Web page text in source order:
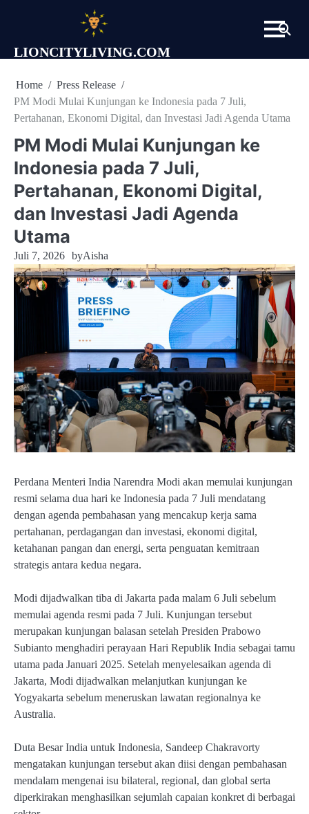
LIONCITYLIVING.COM
Home
Press Release
PM Modi Mulai Kunjungan ke Indonesia pada 7 Juli,
Pertahanan, Ekonomi Digital, dan Investasi Jadi Agenda Utama
PM Modi Mulai Kunjungan ke
Indonesia pada 7 Juli,
Pertahanan, Ekonomi Digital,
dan Investasi Jadi Agenda
Utama
Juli 7, 2026 byAisha
Perdana Menteri India Narendra Modi akan memulai kunjungan
resmi selama dua hari ke Indonesia pada 7 Juli mendatang
dengan agenda pembahasan yang mencakup kerja sama
pertahanan, perdagangan dan investasi, ekonomi digital,
ketahanan pangan dan energi, serta penguatan kemitraan
strategis antara kedua negara.
Modi dijadwalkan tiba di Jakarta pada malam 6 Juli sebelum
memulai agenda resmi pada 7 Juli. Kunjungan tersebut
merupakan kunjungan balasan setelah Presiden Prabowo
Subianto menghadiri perayaan Hari Republik India sebagai tamu
utama pada Januari 2025. Setelah menyelesaikan agenda di
Jakarta, Modi dijadwalkan melanjutkan kunjungan ke
Yogyakarta sebelum meneruskan lawatan regionalnya ke
Australia.
Duta Besar India untuk Indonesia, Sandeep Chakravorty
mengatakan kunjungan tersebut akan diisi dengan pembahasan
mendalam mengenai isu bilateral, regional, dan global serta
diperkirakan menghasilkan sejumlah capaian konkret di berbagai